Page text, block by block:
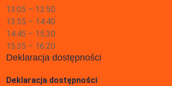
13:05 – 13:50
13:55 – 14:40
14:45 – 15:30
15:35 – 16:20
Deklaracja dostępności
Deklaracja dostępności